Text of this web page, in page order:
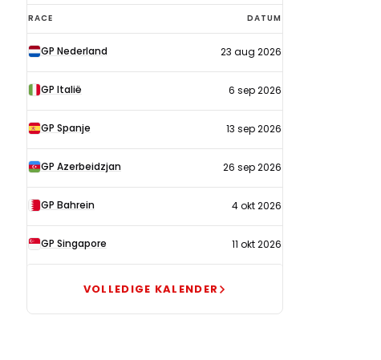
F1-
kalender
2026
RACE DATUM
GP Nederland 23 aug 2026
GP Italië 6 sep 2026
GP Spanje 13 sep 2026
GP Azerbeidzjan 26 sep 2026
GP Bahrein 4 okt 2026
GP Singapore 11 okt 2026
VOLLEDIGE KALENDER